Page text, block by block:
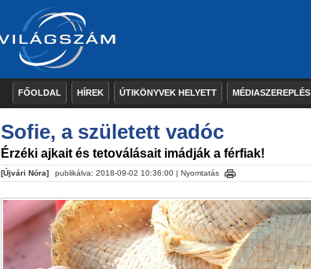
FŐOLDAL HÍREK ÚTIKÖNYVEK HELYETT MÉDIASZEREPLÉS
Sofie, a született vadóc
Érzéki ajkait és tetoválásait imádják a férfiak!
[Újvári Nóra] publikálva: 2018-09-02 10:36:00 | Nyomtatás